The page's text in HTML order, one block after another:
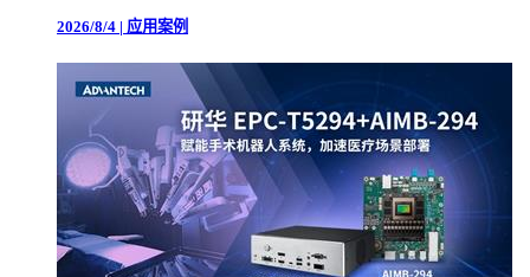
2026/8/4 | 应用案例